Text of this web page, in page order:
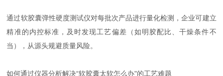
通过软胶囊弹性硬度测试仪对每批次产品进行量化检测，企业可建立
精准的内控标准，及时发现工艺偏差（如明胶配比、干燥条件不
当），从源头规避质量风险。
如何通过仪器分析解决“软胶囊太软怎么办"的工艺难题